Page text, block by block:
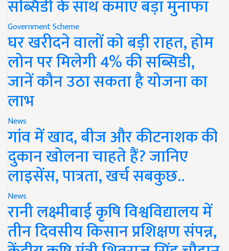
सब्सिडी के साथ कमाएं बड़ा मुनाफा
Government Scheme
घर खरीदने वालों को बड़ी राहत, होम
लोन पर मिलेगी 4% की सब्सिडी,
जानें कौन उठा सकता है योजना का
लाभ
News
गांव में खाद, बीज और कीटनाशक की
दुकान खोलना चाहते हैं? जानिए
लाइसेंस, पात्रता, खर्च सबकुछ..
News
रानी लक्ष्मीबाई कृषि विश्वविद्यालय में
तीन दिवसीय किसान प्रशिक्षण संपन्न,